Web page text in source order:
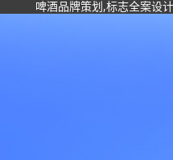
啤酒品牌策划,标志全案设